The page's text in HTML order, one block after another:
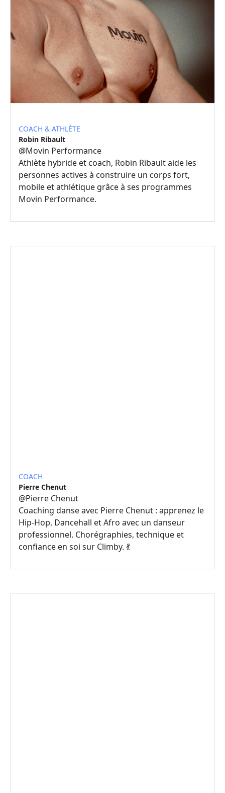
COACH & ATHLÈTE
Robin Ribault
@Movin Performance
Athlète hybride et coach, Robin Ribault aide les
personnes actives à construire un corps fort,
mobile et athlétique grâce à ses programmes
Movin Performance.
COACH
Pierre Chenut
@Pierre Chenut
Coaching danse avec Pierre Chenut : apprenez le
Hip-Hop, Dancehall et Afro avec un danseur
professionnel. Chorégraphies, technique et
confiance en soi sur Climby. 💃